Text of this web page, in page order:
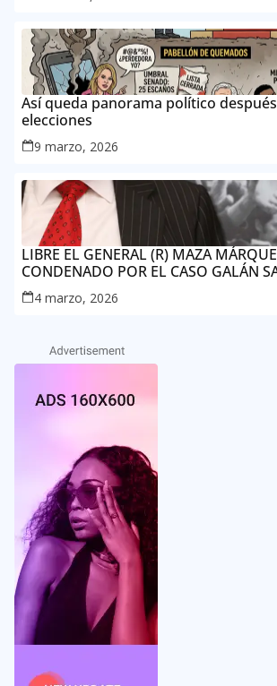
Así queda panorama político
elecciones
9 marzo, 2026
LIBRE EL GENERAL (R) MAZA
CONDENADO POR EL CASO GALÁN
4 marzo, 2026